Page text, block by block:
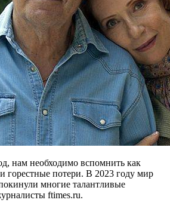
нам необходимо вспомнить как
горестные потери. В 2023 году мир
многие талантливые
ftimes.ru.